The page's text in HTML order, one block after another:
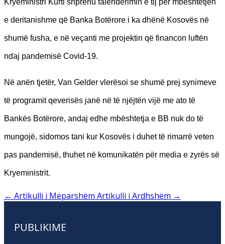
e deritanishme që Banka Botërore i ka dhënë Kosovës në
shumë fusha, e në veçanti me projektin që financon luftën
ndaj pandemisë Covid-19.
Në anën tjetër, Van Gelder vlerësoi se shumë prej synimeve
të programit qeverisës janë në të njëjtën vijë me ato të
Bankës Botërore, andaj edhe mbështetja e BB nuk do të
mungojë, sidomos tani kur Kosovës i duhet të rimarrë veten
pas pandemisë, thuhet në komunikatën për media e zyrës së
Kryeministrit.
← Artikulli i Mëparshëm Artikulli i Ardhshëm →
PUBLIKIME